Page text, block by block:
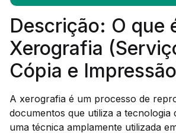
Descrição: O que
Xerografia
Cópia e
A xerografia é um processo de
documentos que utiliza a tecnologia
uma técnica amplamente utilizada